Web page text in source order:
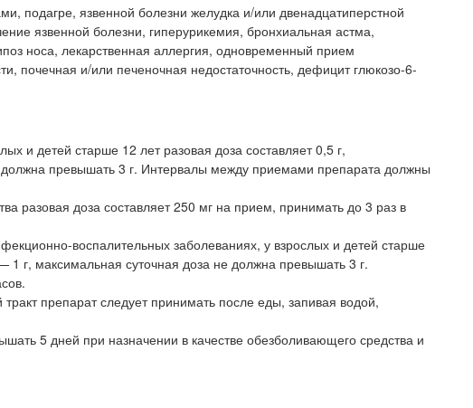
подагре, язвенной болезни желудка и/или двенадцатиперстной
язвенной болезни, гиперурикемия, бронхиальная астма,
носа, лекарственная аллергия, одновременный прием
почечная и/или печеночная недостаточность, дефицит глюкозо-6-
и детей старше 12 лет разовая доза составляет 0,5 г,
превышать 3 г. Интервалы между приемами препарата должны
разовая доза составляет 250 мг на прием, принимать до 3 раз в
воспалительных заболеваниях, у взрослых и детей старше
1 г, максимальная суточная доза не должна превышать 3 г.
препарат следует принимать после еды, запивая водой,
5 дней при назначении в качестве обезболивающего средства и